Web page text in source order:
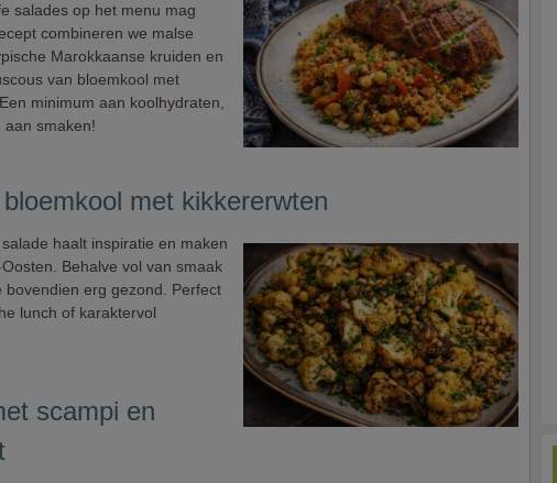
salades op het menu mag
combineren we malse
Marokkaanse kruiden en
van bloemkool met
minimum aan koolhydraten,
aan smaken!
met kikkererwten
haalt inspiratie en maken
Behalve vol van smaak
bovendien erg gezond. Perfect
lunch of karaktervol
scampi en